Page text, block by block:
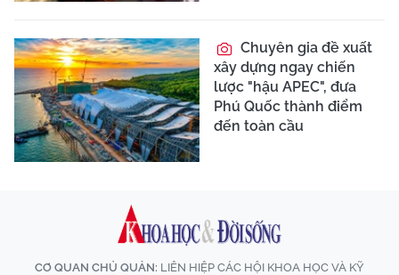
Chuyên gia đề xuất
xây dựng ngay chiến
lược "hậu APEC", đưa
Phú Quốc thành điểm
đến toàn cầu
CƠ QUAN CHỦ QUẢN: LIÊN HIỆP CÁC HỘI KHOA HỌC VÀ KỸ